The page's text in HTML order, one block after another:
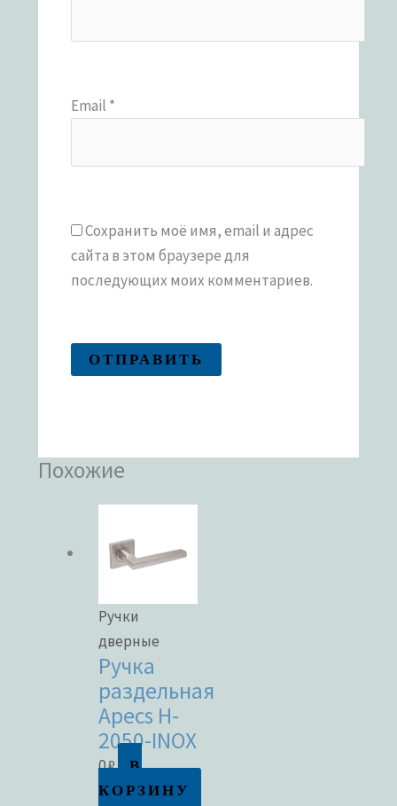
Email *
Сохранить моё имя, email и адрес
сайта в этом браузере для
последующих моих комментариев.
Похожие
Ручки
дверные
Ручка
раздельная
Apecs H-
2050-INOX
0₽
В
КОРЗИНУ